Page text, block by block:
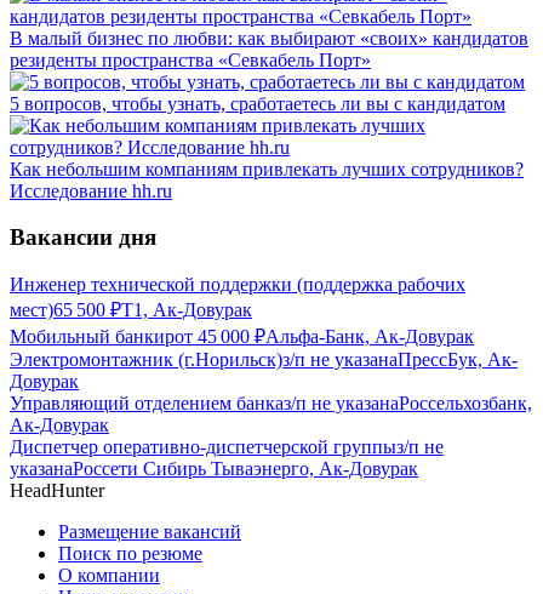
В малый бизнес по любви: как выбирают «своих» кандидатов
резиденты пространства «Севкабель Порт»
5 вопросов, чтобы узнать, сработаетесь ли вы с кандидатом
Как небольшим компаниям привлекать лучших сотрудников?
Исследование hh.ru
Вакансии дня
Инженер технической поддержки (поддержка рабочих
мест)65 500 ₽Т1, Ак-Довурак
Мобильный банкирот 45 000 ₽Альфа-Банк, Ак-Довурак
Электромонтажник (г.Норильск)з/п не указанаПрессБук, Ак-
Довурак
Управляющий отделением банказ/п не указанаРоссельхозбанк,
Ак-Довурак
Диспетчер оперативно-диспетчерской группыз/п не
указанаРоссети Сибирь Тываэнерго, Ак-Довурак
HeadHunter
Размещение вакансий
Поиск по резюме
О компании